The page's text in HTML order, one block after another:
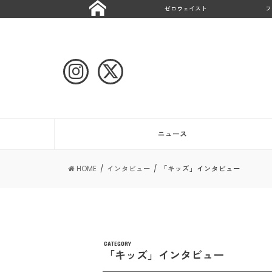
ゼロウェイスト
ニュース
HOME インタビュー 「キッズ」インタビュー
CATEGORY
「キッズ」インタビュー